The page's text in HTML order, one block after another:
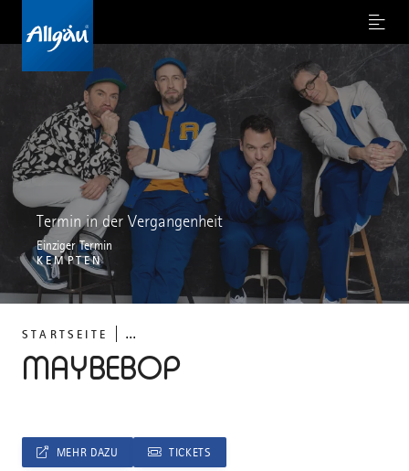
Menu
STARTSEITE ...
MAYBEBOP
Termin in der Vergangenheit
Einziger Termin
KEMPTEN
MEHR DAZU TICKETS